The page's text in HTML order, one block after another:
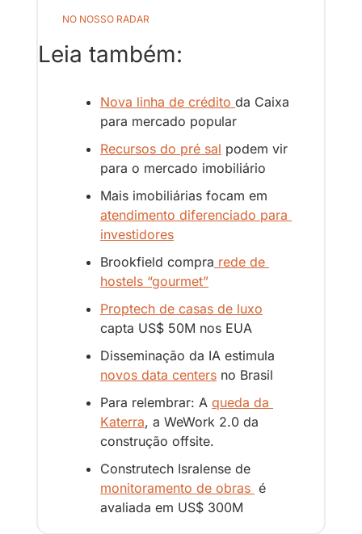
NO NOSSO RADAR
Leia também:
Nova linha de crédito da Caixa
para mercado popular
Recursos do pré sal podem vir
para o mercado imobiliário
atendimento diferenciado para
investidores
Brookfield compra rede de
hostels “gourmet”
Proptech de casas de luxo
capta US$ 50M nos EUA
novos data centers no Brasil
Para relembrar: A queda da
Katerra, a WeWork 2.0 da
construção offsite.
monitoramento de obras é
avaliada em US$ 300M